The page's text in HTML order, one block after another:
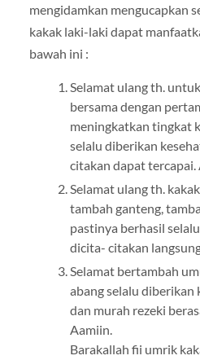
mengidamkan mengucapkan
kakak laki-laki dapat
bawah ini :
Selamat ulang th.
bersama dengan
meningkatkan tingkat
selalu diberikan
citakan dapat tercapai.
Selamat ulang th.
tambah ganteng,
pastinya berhasil
dicita- citakan
Selamat bertambah
abang selalu diberikan
dan murah rezeki
Aamiin.
Barakallah fii umrik